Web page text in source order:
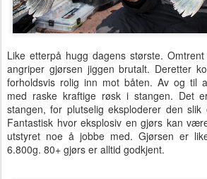
Like etterpå hugg dagens største.
angriper gjørsen jiggen brutalt. Deretter
forholdsvis rolig inn mot båten. Av og til
med raske kraftige røsk i stangen. Det
stangen, for plutselig eksploderer den slik
Fantastisk hvor eksplosiv en gjørs kan
utstyret noe å jobbe med. Gjørsen er
6.800g. 80+ gjørs er alltid godkjent.